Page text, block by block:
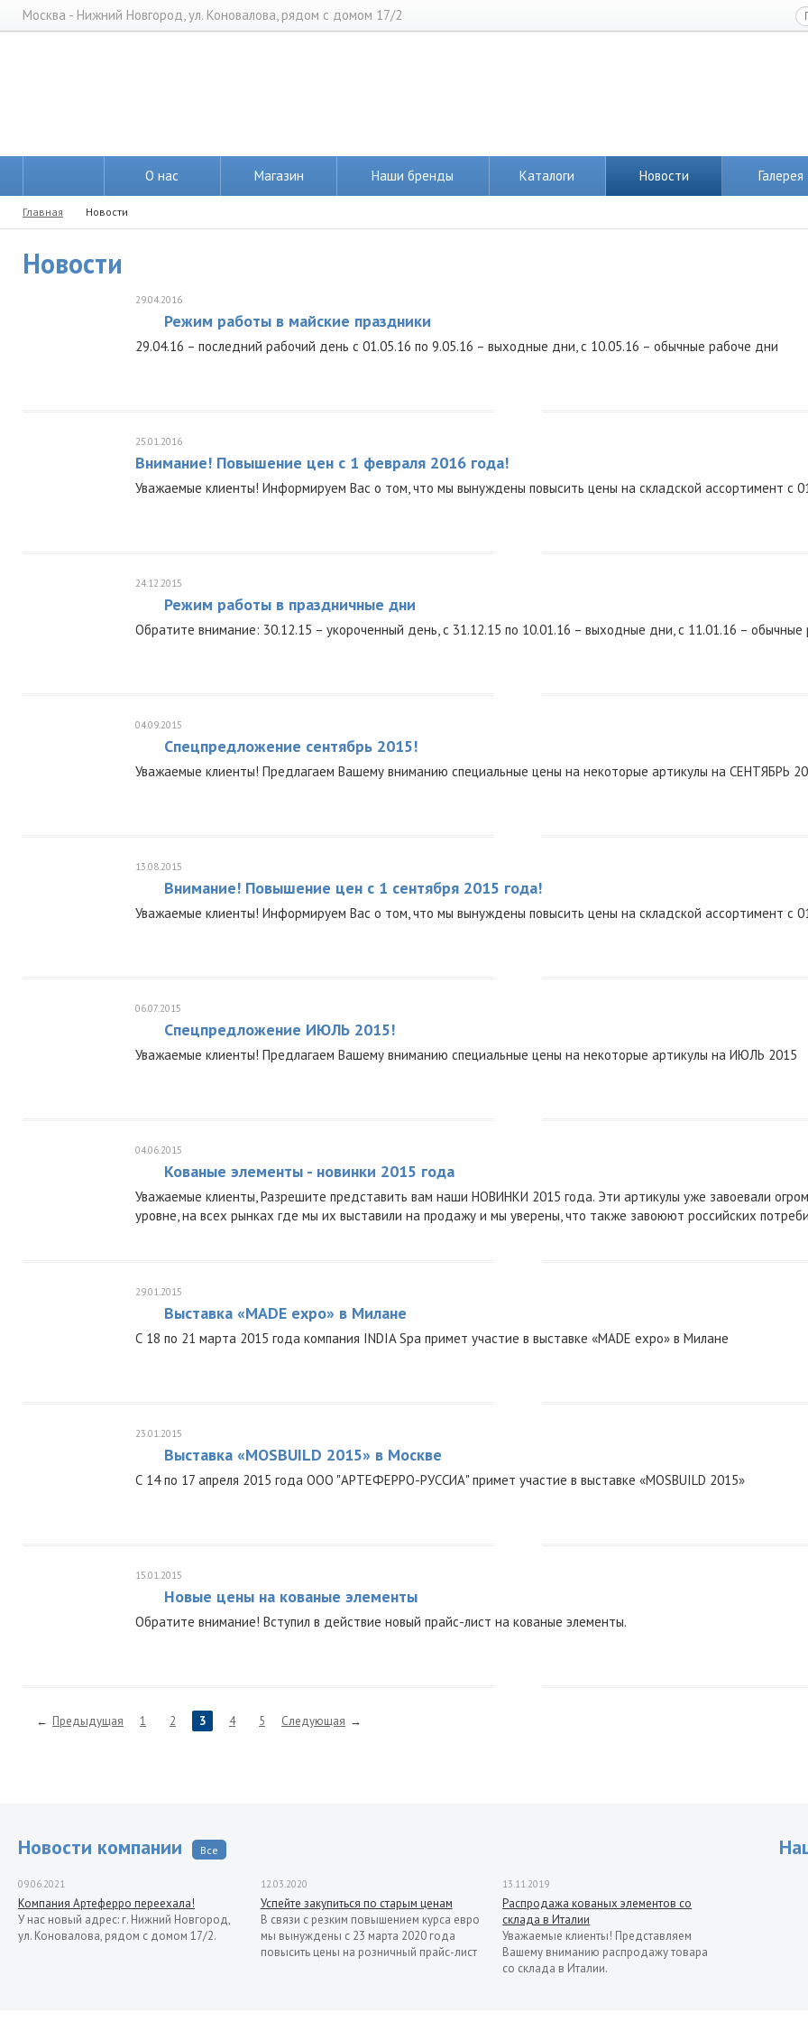
Москва - Нижний Новгород, ул. Коновалова, рядом с домом 17/2
О нас Магазин Наши бренды Каталоги Новости Галерея
Главная Новости
Новости
29.04.2016
Режим работы в майские праздники
29.04.16 – последний рабочий день с 01.05.16 по 9.05.16 – выходные дни, с 10.05.16 – обычные рабоче дни
25.01.2016
Внимание! Повышение цен с 1 февраля 2016 года!
Уважаемые клиенты! Информируем Вас о том, что мы вынуждены повысить цены на складской ассортимент с
24.12.2015
Режим работы в праздничные дни
Обратите внимание: 30.12.15 – укороченный день, с 31.12.15 по 10.01.16 – выходные дни, с 11.01.16 – обычные
04.09.2015
Спецпредложение сентябрь 2015!
Уважаемые клиенты! Предлагаем Вашему вниманию специальные цены на некоторые артикулы на СЕНТЯБРЬ
13.08.2015
Внимание! Повышение цен с 1 сентября 2015 года!
Уважаемые клиенты! Информируем Вас о том, что мы вынуждены повысить цены на складской ассортимент с
06.07.2015
Спецпредложение ИЮЛЬ 2015!
Уважаемые клиенты! Предлагаем Вашему вниманию специальные цены на некоторые артикулы на ИЮЛЬ 2015
04.06.2015
Кованые элементы - новинки 2015 года
Уважаемые клиенты, Разрешите представить вам наши НОВИНКИ 2015 года. Эти артикулы уже завоевали
уровне, на всех рынках где мы их выставили на продажу и мы уверены, что также завоюют российских
29.01.2015
Выставка «MADE expo» в Милане
С 18 по 21 марта 2015 года компания INDIA Spa примет участие в выставке «MADE expo» в Милане
23.01.2015
Выставка «MOSBUILD 2015» в Москве
С 14 по 17 апреля 2015 года ООО "АРТЕФЕРРО-РУССИА" примет участие в выставке «MOSBUILD 2015»
15.01.2015
Новые цены на кованые элементы
Обратите внимание! Вступил в действие новый прайс-лист на кованые элементы.
Предыдущая 1 2 3 4 5 Следующая
Новости компании Все
09.06.2021
Компания Артеферро переехала!
У нас новый адрес: г. Нижний Новгород,
ул. Коновалова, рядом с домом 17/2.
12.03.2020
Успейте закупиться по старым ценам
В связи с резким повышением курса евро
мы вынуждены с 23 марта 2020 года
повысить цены на розничный прайс-лист
13.11.2019
Распродажа кованых элементов со
склада в Италии
Уважаемые клиенты! Представляем
Вашему вниманию распродажу товара
со склада в Италии.